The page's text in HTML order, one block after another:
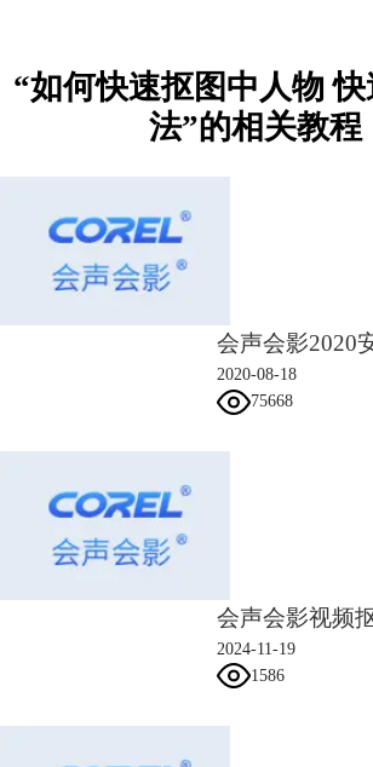
图3：完成抠图
二、快速抠图的方法
抠图外，会声会影也提供了蒙版
接下来，我们以图4的人物图像为例，演示一下蒙
背法相似，蒙版抠图也需要将素材添加到叠加轨
的“遮罩创建器”。
如果蒙版绘制操作比较熟练的话，可直接使用遮
熟练的话，如图5所示，可选用智能遮罩绘制工具
“如何快速抠图中人物
法”的相关教程
会声会影2020
2020-08-18
75668
2024-11-19
1586